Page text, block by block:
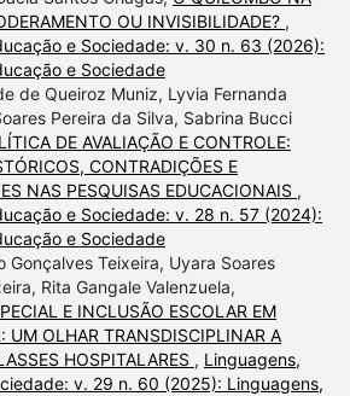
OU INVISIBILIDADE? ,
e Sociedade: v. 30 n. 63 (2026):
e Sociedade
de Queiroz Muniz, Lyvia Fernanda
Pereira da Silva, Sabrina Bucci
DE AVALIAÇÃO E CONTROLE:
CONTRADIÇÕES E
NAS PESQUISAS EDUCACIONAIS ,
e Sociedade: v. 28 n. 57 (2024):
e Sociedade
Gonçalves Teixeira, Uyara Soares
Rita Gangale Valenzuela,
E INCLUSÃO ESCOLAR EM
UM OLHAR TRANSDISCIPLINAR A
HOSPITALARES , Linguagens,
v. 29 n. 60 (2025): Linguagens,